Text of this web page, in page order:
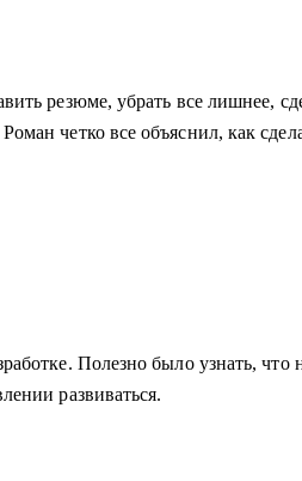
резюме, убрать все лишнее,
четко все объяснил, как
Полезно было узнать,
развиваться.